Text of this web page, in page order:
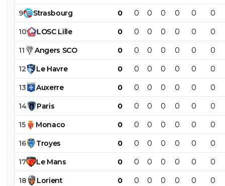
9 Strasbourg 0 0 0 0 0 0 0
10 LOSC Lille 0 0 0 0 0 0 0
11 Angers SCO 0 0 0 0 0 0 0
12 Le Havre 0 0 0 0 0 0 0
13 Auxerre 0 0 0 0 0 0 0
14 Paris 0 0 0 0 0 0 0
15 Monaco 0 0 0 0 0 0 0
16 Troyes 0 0 0 0 0 0 0
17 Le Mans 0 0 0 0 0 0 0
18 Lorient 0 0 0 0 0 0 0